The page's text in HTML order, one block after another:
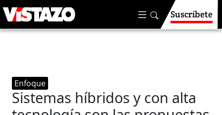
Suscríbete
Enfoque
Sistemas híbridos y con alta